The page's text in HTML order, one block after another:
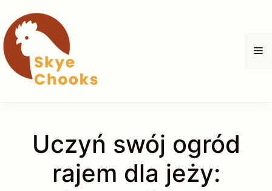
do
treści
Uczyń swój ogród
rajem dla jeży: